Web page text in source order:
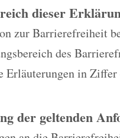
dieser
zur Barrierefreiheit
des
Erläuterungen in Ziffer
der geltenden